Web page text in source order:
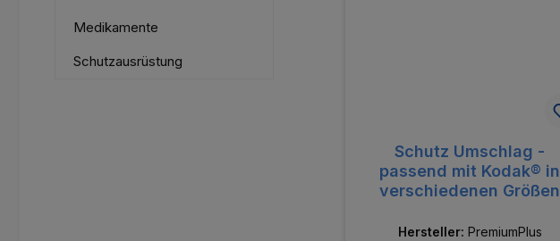
Medikamente
Schutzausrüstung
Schutz Umschlag -
passend mit Kodak® in
verschiedenen Größen
Hersteller: PremiumPlus